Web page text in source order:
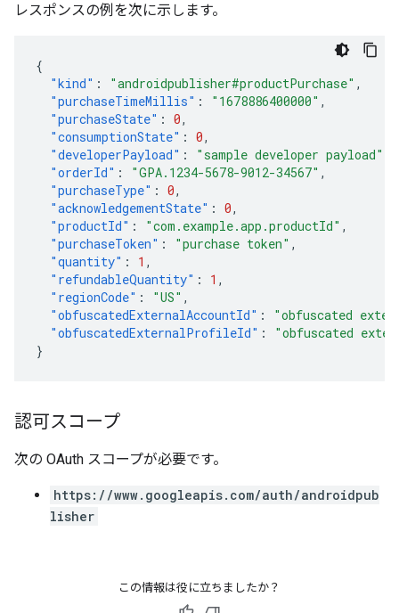
レスポンスの例を次に示します。
{
"kind" : "androidpublisher#productPurchase" ,
"purchaseTimeMillis" : "1678886400000" ,
"purchaseState" : 0,
"consumptionState" : 0,
"developerPayload" : "sample developer payload"
"orderId" : "GPA.1234-5678-9012-34567" ,
"purchaseType" : 0,
"acknowledgementState" : 0,
"productId" : "com.example.app.productId" ,
"purchaseToken" : "purchase token" ,
"quantity" : 1 ,
"refundableQuantity" : 1 ,
"regionCode" : "US" ,
"obfuscatedExternalAccountId" :
"obfuscated
"obfuscatedExternalProfileId" :
"obfuscated
}
認可スコープ
次の OAuth スコープが必要です。
https://www.googleapis.com/auth/androidpub
lisher
この情報は役に立ちましたか？